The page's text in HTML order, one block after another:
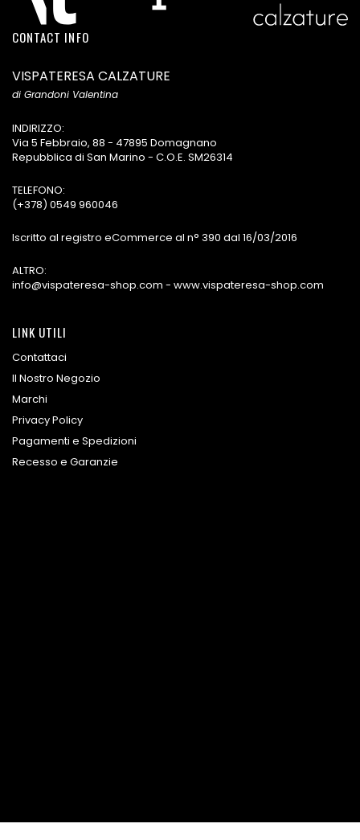
CONTACT INFO
VISPATERESA CALZATURE
di Grandoni Valentina
INDIRIZZO:
Via 5 Febbraio, 88 - 47895 Domagnano
Repubblica di San Marino - C.O.E. SM26314
TELEFONO:
(+378) 0549 960046
Iscritto al registro eCommerce al n° 390 dal 16/03/2016
ALTRO:
info@vispateresa-shop.com - www.vispateresa-shop.com
LINK UTILI
Contattaci
Il Nostro Negozio
Marchi
Privacy Policy
Pagamenti e Spedizioni
Recesso e Garanzie